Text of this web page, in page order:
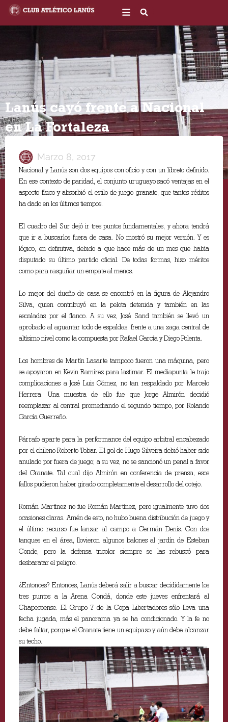
contenido
Lanús cayó frente a Nacional
en La Fortaleza
Marzo 8, 2017
Nacional y Lanús son dos equipos con oficio y con un libreto definido.
En ese contexto de paridad, el conjunto uruguayo sacó ventajas en el
aspecto físico y absorbió el estilo de juego granate, que tantos réditos
ha dado en los últimos tiempos.
El cuadro del Sur dejó ir tres puntos fundamentales, y ahora tendrá
que ir a buscarlos fuera de casa. No mostró su mejor versión. Y es
lógico, en definitiva, debido a que hace más de un mes que había
disputado su último partido oficial. De todas formas, hizo méritos
como para rasguñar un empate al menos.
Lo mejor del dueño de casa se encontró en la figura de Alejandro
Silva, quien contribuyó en la pelota detenida y también en las
escaladas por el flanco. A su vez, José Sand también se llevó un
aprobado al aguantar todo de espaldas, frente a una zaga central de
altísimo nivel como la compuesta por Rafael García y Diego Polenta.
Los hombres de Martín Lasarte tampoco fueron una máquina, pero
se apoyaron en Kevin Ramírez para lastimar. El mediapunta le trajo
complicaciones a José Luis Gómez, no tan respaldado por Marcelo
Herrera. Una muestra de ello fue que Jorge Almirón decidió
reemplazar al central promediando el segundo tiempo, por Rolando
García Guerreño.
Párrafo aparte para la performance del equipo arbitral encabezado
por el chileno Roberto Tobar. El gol de Hugo Silveira debió haber sido
anulado por fuera de juego; a su vez, no se sancionó un penal a favor
del Granate. Tal cual dijo Almirón en conferencia de prensa, esos
fallos pudieron haber girado completamente el desarrollo del cotejo.
Román Martínez no fue Román Martínez, pero igualmente tuvo dos
ocasiones claras. Amén de esto, no hubo buena distribución de juego y
el último recurso fue lanzar al campo a Germán Denis. Con dos
tanques en el área, llovieron algunos balones al jardín de Esteban
Conde, pero la defensa tricolor siempre se las rebuscó para
desbaratar el peligro.
¿Entonces? Entonces, Lanús deberá salir a buscar decididamente los
tres puntos a la Arena Condá, donde este jueves enfrentará al
Chapecoense. El Grupo 7 de la Copa Libertadores sólo lleva una
fecha jugada, más el panorama ya se ha condicionado. Y la fe no
debe faltar, porque el Granate tiene un equipazo y aún debe alcanzar
su techo.